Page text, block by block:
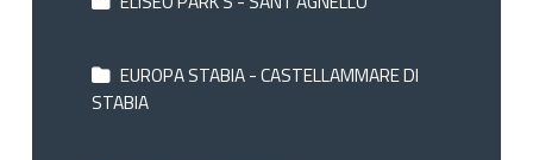
EUROPA STABIA - CASTELLAMMARE DI
STABIA